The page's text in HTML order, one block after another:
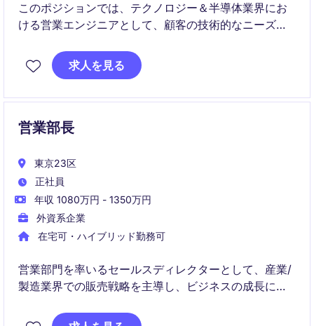
このポジションでは、テクノロジー＆半導体業界にお
ける営業エンジニアとして、顧客の技術的なニーズを
ます。技術知識と営業スキルを活かして、顧客との信
頼関係を構築し、ビジネスの成長をサポートします。
求人を見る
営業部長
東京23区
正社員
年収 1080万円 - 1350万円
外資系企業
在宅可・ハイブリッド勤務可
営業部門を率いるセールスディレクターとして、産業/
製造業界での販売戦略を主導し、ビジネスの成長に貢
拠点に、チームのパフォーマンスを最大化するための